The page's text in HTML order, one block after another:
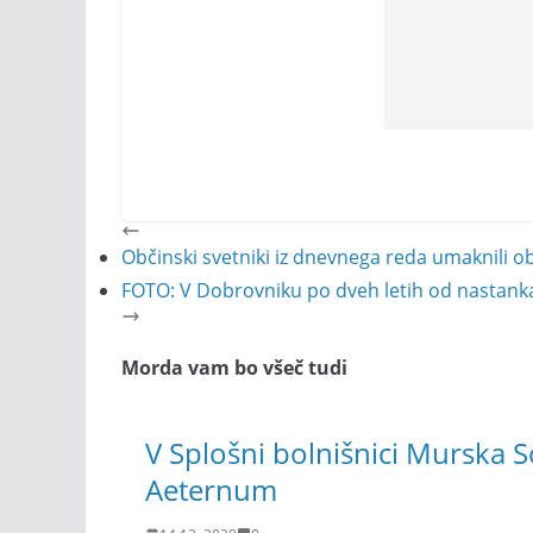
Občinski svetniki iz dnevnega reda umaknili
FOTO: V Dobrovniku po dveh letih od
Morda vam bo všeč tudi
V Splošni bolnišnici Murska
Aeternum